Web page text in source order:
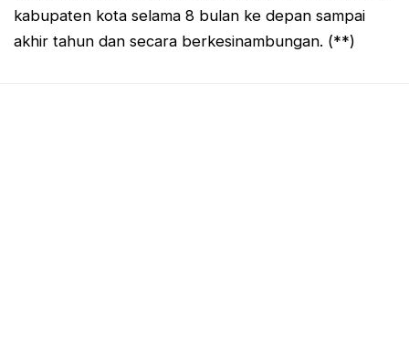
kabupaten kota selama 8 bulan ke depan sampai
akhir tahun dan secara berkesinambungan. (**)